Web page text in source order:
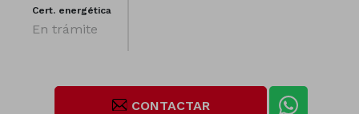
Cert. energética
En trámite
CONTACTAR